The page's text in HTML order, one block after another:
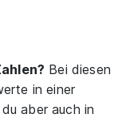
Bei diesen
in einer
aber auch in